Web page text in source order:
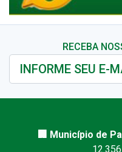
RECEBA
🏢 Município de